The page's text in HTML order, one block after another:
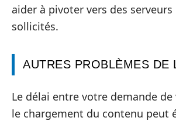
aider à pivoter vers des
sollicités.
AUTRES PROBLÈMES DE
Le délai entre votre demande
le chargement du contenu peut